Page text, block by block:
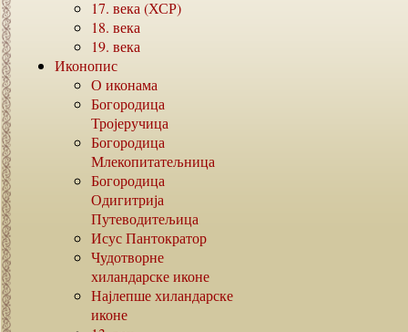
17. века (ХСР)
18. века
19. века
Иконопис
О иконама
Богородица
Тројеручица
Богородица
Млекопитатељница
Богородица
Одигитрија
Путеводитељица
Исус Пантократор
Чудотворне
хиландарске иконе
Најлепше хиландарске
иконе